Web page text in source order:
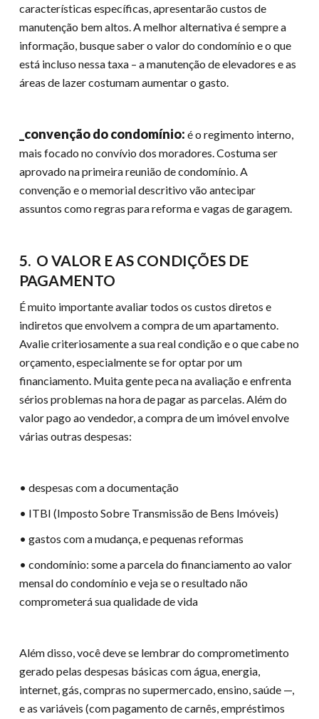
características específicas, apresentarão custos de
manutenção bem altos. A melhor alternativa é sempre a
informação, busque saber o valor do condomínio e o que
está incluso nessa taxa – a manutenção de elevadores e as
áreas de lazer costumam aumentar o gasto.
_convenção do condomínio:é o regimento interno,
mais focado no convívio dos moradores. Costuma ser
aprovado na primeira reunião de condomínio. A
convenção e o memorial descritivo vão antecipar
assuntos como regras para reforma e vagas de garagem.
5. O VALOR E AS CONDIÇÕES DE
PAGAMENTO
É muito importante avaliar todos os custos diretos e
indiretos que envolvem a compra de um apartamento.
Avalie criteriosamente a sua real condição e o que cabe no
orçamento, especialmente se for optar por um
financiamento. Muita gente peca na avaliação e enfrenta
sérios problemas na hora de pagar as parcelas. Além do
valor pago ao vendedor, a compra de um imóvel envolve
várias outras despesas:
• despesas com a documentação
• ITBI (Imposto Sobre Transmissão de Bens Imóveis)
• gastos com a mudança, e pequenas reformas
• condomínio: some a parcela do financiamento ao valor
mensal do condomínio e veja se o resultado não
comprometerá sua qualidade de vida
Além disso, você deve se lembrar do comprometimento
gerado pelas despesas básicas com água, energia,
internet, gás, compras no supermercado, ensino, saúde —,
e as variáveis (com pagamento de carnês, empréstimos